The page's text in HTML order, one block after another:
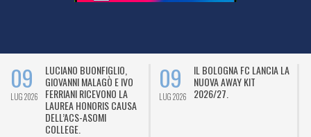
09
LUG 2026
LUCIANO BUONFIGLIO,
GIOVANNI MALAGÒ E IVO
FERRIANI RICEVONO LA
LAUREA HONORIS CAUSA
DELL’ACS-ASOMI
COLLEGE.
09
LUG 2026
IL BOLOGNA FC LANCIA LA
NUOVA AWAY KIT
2026/27.